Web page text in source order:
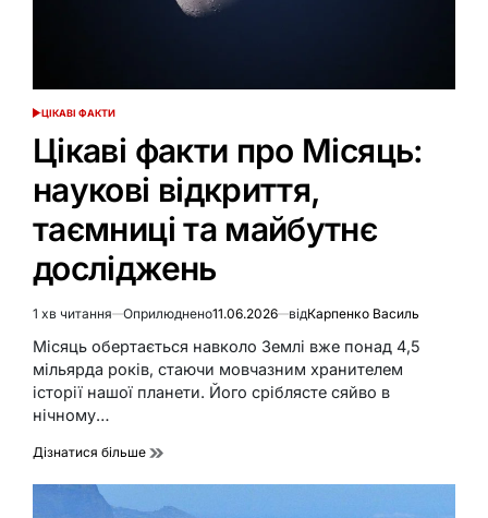
ОПУБЛІКУВАТИ
ЦІКАВІ ФАКТИ
Цікаві факти про Місяць:
наукові відкриття,
таємниці та майбутнє
досліджень
Орієнтовний
час
читання
1 хв читання Оприлюднено11.06.2026 відКарпенко Василь
Місяць обертається навколо Землі вже понад 4,5
мільярда років, стаючи мовчазним хранителем
історії нашої планети. Його сріблясте сяйво в
нічному…
Дізнатися більше